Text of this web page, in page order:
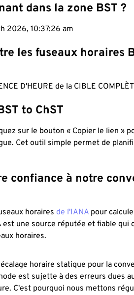
dans la zone BST ?
2026, 10:37:27 am
les fuseaux horaires
D'HEURE de la CIBLE
to ChST
sur le bouton « Copier le lien »
Cet outil simple permet de
confiance à notre
horaires de l'IANA pour
une source réputée et fiable qui
horaires.
horaire statique pour la
est sujette à des erreurs dues
C'est pourquoi nous mettons